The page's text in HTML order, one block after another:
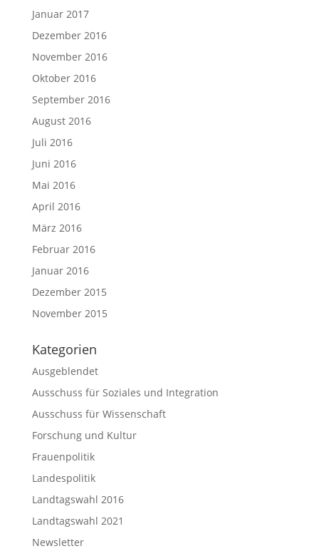
Januar 2017
Dezember 2016
November 2016
Oktober 2016
September 2016
August 2016
Juli 2016
Juni 2016
Mai 2016
April 2016
März 2016
Februar 2016
Januar 2016
Dezember 2015
November 2015
Kategorien
Ausgeblendet
Ausschuss für Soziales und Integration
Ausschuss für Wissenschaft
Forschung und Kultur
Frauenpolitik
Landespolitik
Landtagswahl 2016
Landtagswahl 2021
Newsletter